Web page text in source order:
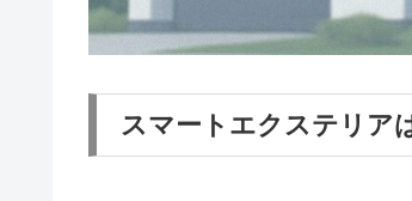
スマートエクステリア